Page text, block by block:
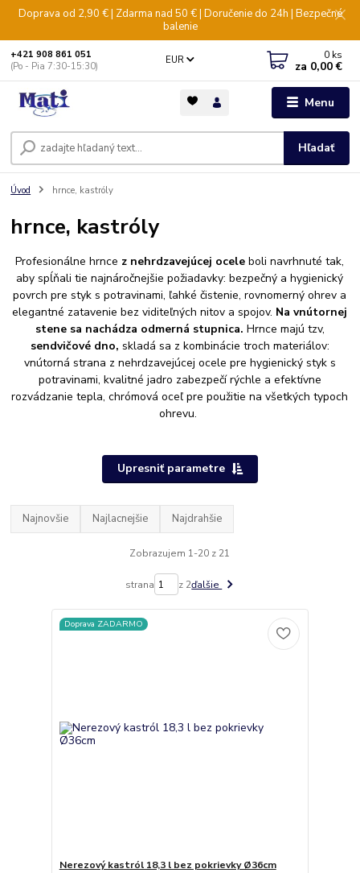
Doprava od 2,90 € | Zdarma nad 50 € | Doručenie do 24h | Bezpečné
balenie
Menu
EUR
Hľadať
+421 908 861 051
(Po - Pia 7:30-15:30)
0 ks
za 0,00 €
Úvod hrnce, kastróly
hrnce, kastróly
Profesionálne hrnce z nehrdzavejúcej ocele boli navrhnuté tak,
aby spĺňali tie najnáročnejšie požiadavky: bezpečný a hygienický
povrch pre styk s potravinami, ľahké čistenie, rovnomerný ohrev a
elegantné zatavenie bez viditeľných nitov a spojov. Na vnútornej
stene sa nachádza odmerná stupnica. Hrnce majú tzv,
sendvičové dno, skladá sa z kombinácie troch materiálov:
vnútorná strana z nehrdzavejúcej ocele pre hygienický styk s
potravinami, kvalitné jadro zabezpečí rýchle a efektívne
rozvádzanie tepla, chrómová oceľ pre použitie na všetkých typoch
ohrevu.
Upresniť parametre
Najnovšie Najlacnejšie Najdrahšie
Zobrazujem 1-20 z 21
strana z 2ďalšie
Doprava ZADARMO
Nerezový kastról 18,3 l bez pokrievky Ø36cm